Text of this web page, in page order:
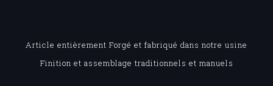
Article entièrement Forgé et fabriqué dans notre usine
Finition et assemblage traditionnels et manuels